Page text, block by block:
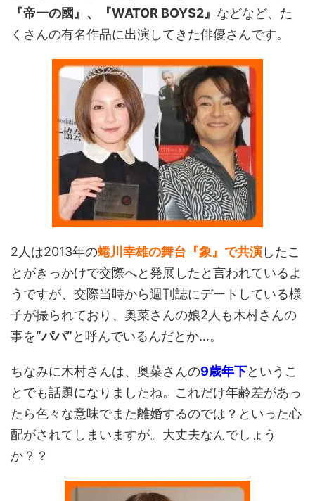
『帝一の國』、『WATOR BOYS2』 などなど、た
くさんの有名作品に出演してきた俳優さんです。
2人は2013年の蜷川幸雄の舞台『象』で共演したこ
とがきっかけで交際へと発展したと言われているよ
うですが、交際当時から週刊誌にデートしている様
子が撮られており、奥菜さんの娘2人も木村さんの
事を“パパ”と呼んでいるんだとか…。
ちなみに木村さんは、奥菜さんの9歳年下というこ
とでも話題になりましたね。これだけ年齢差があっ
たら色々な意味でまた離婚するのでは？といった心
配がされてしまいますが。大丈夫なんでしょう
か？？